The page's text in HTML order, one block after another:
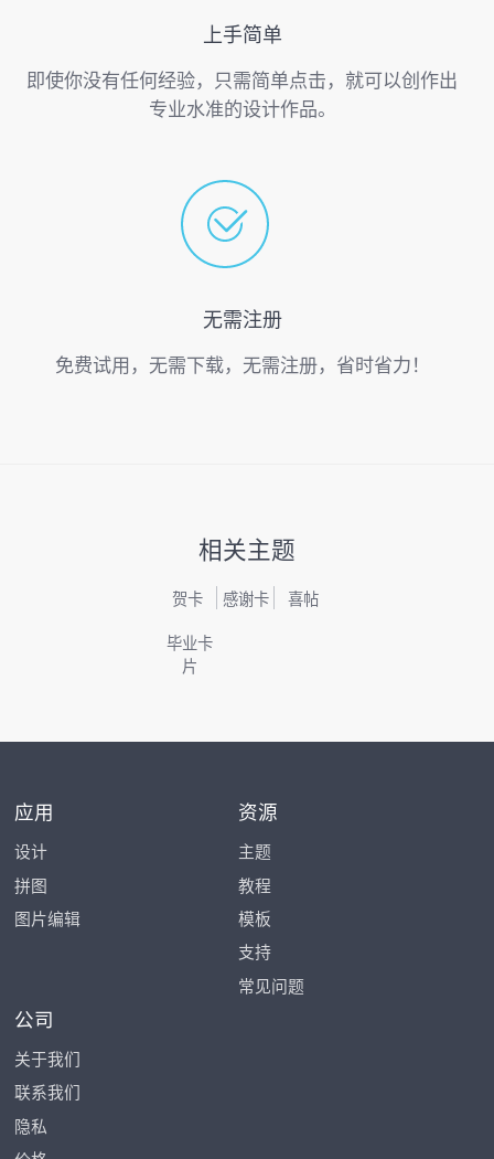
上手简单
即使你没有任何经验，只需简单点击，就可以创作出
专业水准的设计作品。
无需注册
免费试用，无需下载，无需注册，省时省力！
相关主题
贺卡 感谢卡 喜帖
毕业卡
片
应用
设计
拼图
图片编辑
资源
主题
教程
模板
支持
常见问题
公司
关于我们
联系我们
隐私